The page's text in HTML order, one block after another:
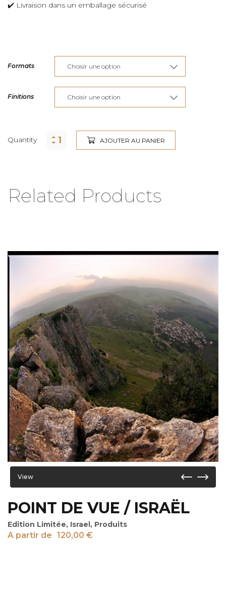
✔️ Livraison dans un emballage sécurisé
Formats
Finitions
Quantity AJOUTER AU PANIER
Related Products
View
POINT DE VUE / ISRAËL
Edition Limitée, Israel, Produits
A partir de 120,00 €